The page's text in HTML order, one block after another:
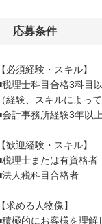
応募条件
【必須経験・スキル】
税理士科目合格3科目
（経験、スキルによっ
会計事務所経験3年以
【歓迎経験・スキル】
税理士または有資格者
法人税科目合格者
【求める人物像】
積極的にお客様を理解